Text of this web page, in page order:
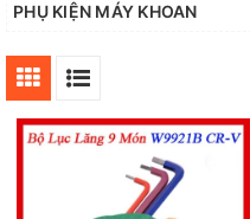
PHỤ KIỆN MÁY KHOAN